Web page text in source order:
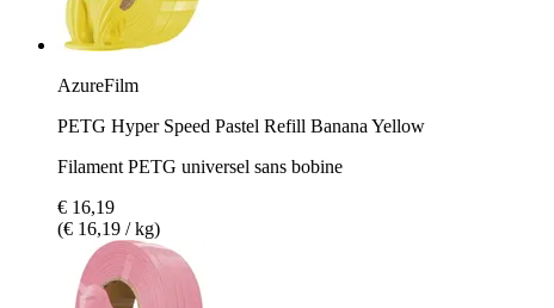
AzureFilm
PETG Hyper Speed Pastel Refill Banana Yellow
Filament PETG universel sans bobine
€ 16,19
(€ 16,19 / kg)